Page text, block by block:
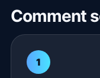
Comment
1